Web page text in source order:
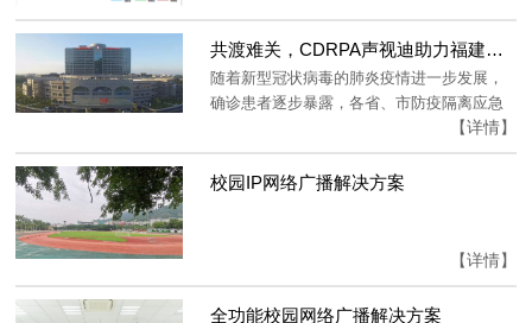
共渡难关，CDRPA声视迪助力福建省泉州市石狮总医院疫情临时医院建设
随着新型冠状病毒的肺炎疫情进一步发展，
确诊患者逐步暴露，各省、市防疫隔离应急
【详情】
校园IP网络广播解决方案
【详情】
全功能校园网络广播解决方案